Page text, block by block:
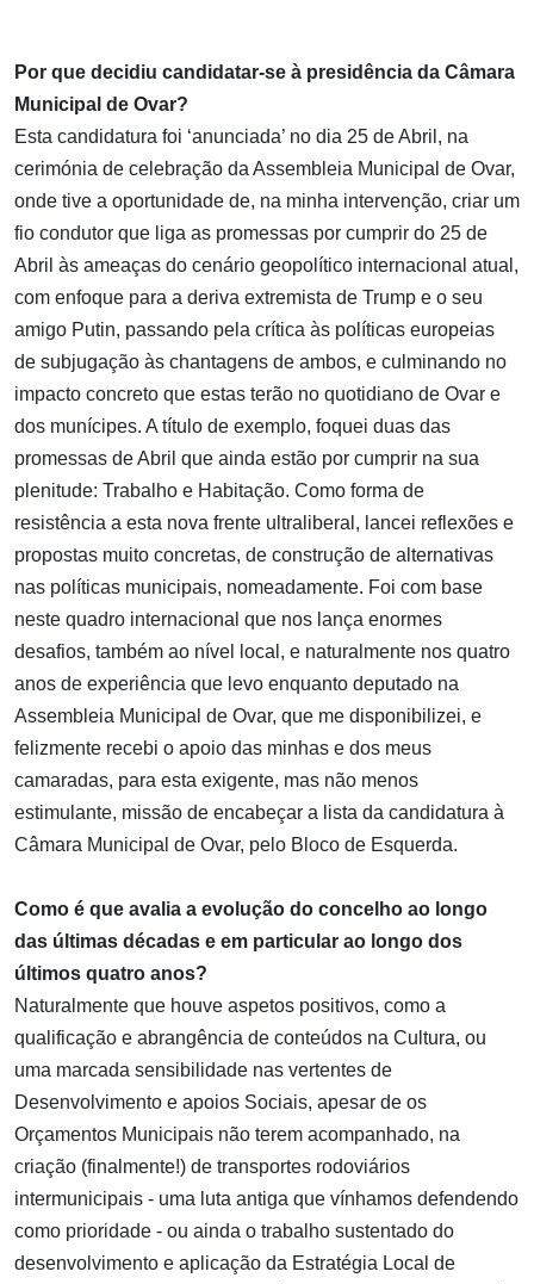
Por que decidiu candidatar-se à presidência da Câmara
Municipal de Ovar?
Esta candidatura foi ‘anunciada’ no dia 25 de Abril, na
cerimónia de celebração da Assembleia Municipal de Ovar,
onde tive a oportunidade de, na minha intervenção, criar um
fio condutor que liga as promessas por cumprir do 25 de
Abril às ameaças do cenário geopolítico internacional atual,
com enfoque para a deriva extremista de Trump e o seu
amigo Putin, passando pela crítica às políticas europeias
de subjugação às chantagens de ambos, e culminando no
impacto concreto que estas terão no quotidiano de Ovar e
dos munícipes. A título de exemplo, foquei duas das
promessas de Abril que ainda estão por cumprir na sua
plenitude: Trabalho e Habitação. Como forma de
resistência a esta nova frente ultraliberal, lancei reflexões e
propostas muito concretas, de construção de alternativas
nas políticas municipais, nomeadamente. Foi com base
neste quadro internacional que nos lança enormes
desafios, também ao nível local, e naturalmente nos quatro
anos de experiência que levo enquanto deputado na
Assembleia Municipal de Ovar, que me disponibilizei, e
felizmente recebi o apoio das minhas e dos meus
camaradas, para esta exigente, mas não menos
estimulante, missão de encabeçar a lista da candidatura à
Câmara Municipal de Ovar, pelo Bloco de Esquerda.
Como é que avalia a evolução do concelho ao longo
das últimas décadas e em particular ao longo dos
últimos quatro anos?
Naturalmente que houve aspetos positivos, como a
qualificação e abrangência de conteúdos na Cultura, ou
uma marcada sensibilidade nas vertentes de
Desenvolvimento e apoios Sociais, apesar de os
Orçamentos Municipais não terem acompanhado, na
criação (finalmente!) de transportes rodoviários
intermunicipais - uma luta antiga que vínhamos defendendo
como prioridade - ou ainda o trabalho sustentado do
desenvolvimento e aplicação da Estratégia Local de